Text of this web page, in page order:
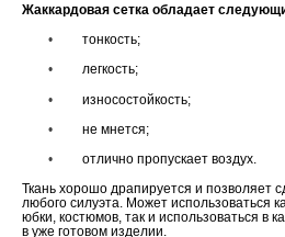
Жаккардовая сетка обладает
•
тонкость;
•
легкость;
•
износостойкость;
•
не мнется;
•
отлично пропускает воздух.
Ткань хорошо драпируется и позволяет
любого силуэта. Может использоваться
юбки, костюмов, так и использоваться в
в уже готовом изделии.